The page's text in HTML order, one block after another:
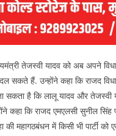
तेजस्वी यादव को अब अपने
सकते हैं. उन्होंने कहा कि राजद
सकता है कि लालू यादव और तेजस्वी
कहा कि राजद एमएलसी सुनील सिंह
महागठबंधन में किसी भी पार्टी को